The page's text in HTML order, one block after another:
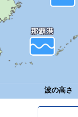
波の高さ